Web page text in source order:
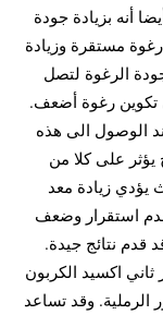
أنه بزيادة جودة
تكوين رغوة مستقرة وزيادة
الرغوة لتصل
تكوين رغوة أضعف.
الوصول الى هذه
يؤثر على كلا من
يؤدي زيادة معد
استقرار وضعف
قدم نتائج جيدة.
اكسيد الكربون
وقد تساعد